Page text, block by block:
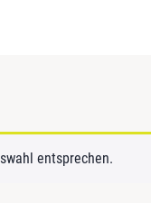
entsprechen.